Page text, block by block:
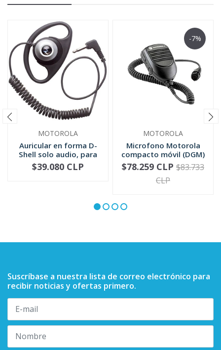
MOTOROLA
Auricular en forma D-
Shell solo audio, para
mic...
+
$39.080 CLP
-7%
MOTOROLA
Microfono Motorola
compacto móvil (DGM)
RMN5052
+
-
$78.259 CLP $83.733
CLP
Suscríbase a nuestra lista de correo electrónico para
recibir noticias y ofertas primero.